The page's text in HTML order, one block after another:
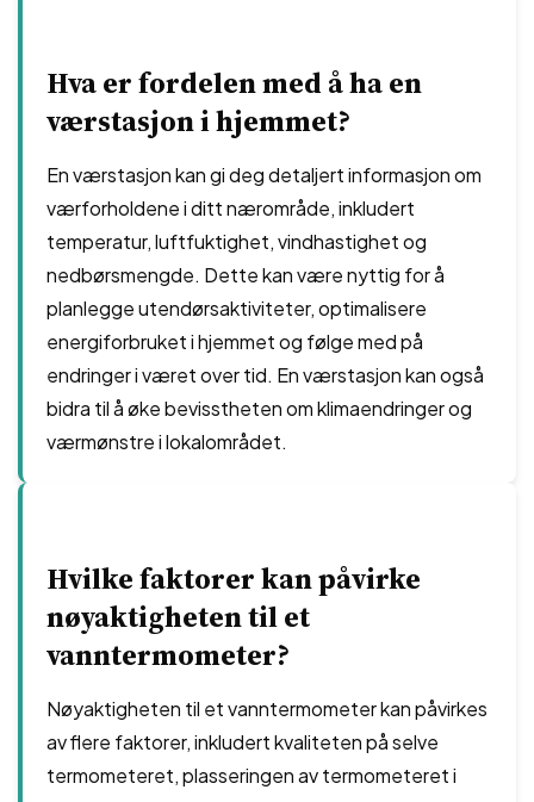
Hva er fordelen med å ha en
værstasjon i hjemmet?
En værstasjon kan gi deg detaljert informasjon om
værforholdene i ditt nærområde, inkludert
temperatur, luftfuktighet, vindhastighet og
nedbørsmengde. Dette kan være nyttig for å
planlegge utendørsaktiviteter, optimalisere
energiforbruket i hjemmet og følge med på
endringer i været over tid. En værstasjon kan også
bidra til å øke bevisstheten om klimaendringer og
værmønstre i lokalområdet.
Hvilke faktorer kan påvirke
nøyaktigheten til et
vanntermometer?
Nøyaktigheten til et vanntermometer kan påvirkes
av flere faktorer, inkludert kvaliteten på selve
termometeret, plasseringen av termometeret i